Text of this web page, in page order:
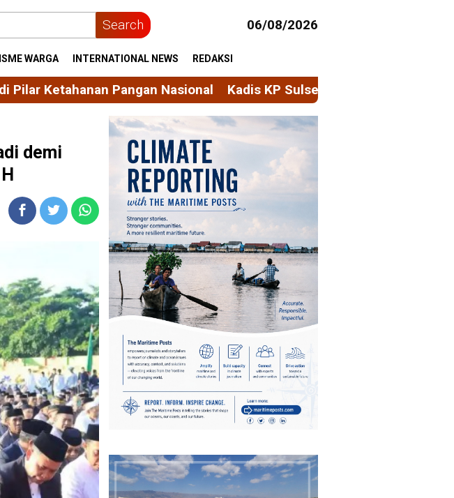
Search 06/08/2026
WARGA INTERNATIONAL NEWS REDAKSI
Kadis KP Sulsel, Muhammad Ilyas: Sulsel Menuju Lumbung
demi